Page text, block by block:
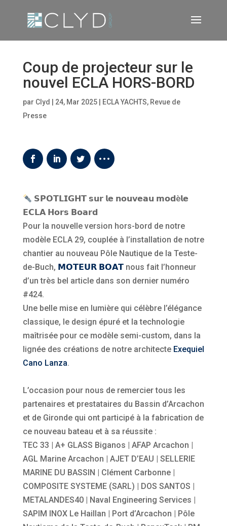
Coup de projecteur sur le
nouvel ECLA HORS-BORD
par Clyd 24, Mar 2025| ECLA YACHTS, Revue de
Presse
𝗦𝗣𝗢𝗧𝗟𝗜𝗚𝗛𝗧 𝘀𝘂𝗿 𝗹𝗲 𝗻𝗼𝘂𝘃𝗲𝗮𝘂 𝗺𝗼𝗱è𝗹𝗲
𝗘𝗖𝗟𝗔 𝗛𝗼𝗿𝘀 𝗕𝗼𝗮𝗿𝗱
Pour la nouvelle version hors-bord de notre
modèle ECLA 29, couplée à l’installation de notre
chantier au nouveau Pôle Nautique de la Teste-
de-Buch, 𝗠𝗢𝗧𝗘𝗨𝗥 𝗕𝗢𝗔𝗧nous fait l’honneur
d’un très bel article dans son dernier numéro
#424.
Une belle mise en lumière qui célèbre l’élégance
classique, le design épuré et latechnologie
maîtrisée pour ce modèle semi-custom, dans la
lignée des créations de notre architecte Exequiel
Cano Lanza.
L’occasion pour nous de remercier tous les
partenaires et prestataires du Bassin d’Arcachon
et de Gironde qui ont participé à la fabrication de
ce nouveau bateau et à sa réussite :
TEC 33
| A+ GLASS Biganos | AFAP Arcachon |
AGL Marine Arcachon | AJET D’EAU
| SELLERIE
MARINE DU BASSIN |
Clément Carbonne
COMPOSITE SYSTEME (SARL)
| DOS SANTOS |
METALANDES40 |
Naval Engineering Services
SAPIM INOX Le Haillan | Port d’Arcachon | Pôle